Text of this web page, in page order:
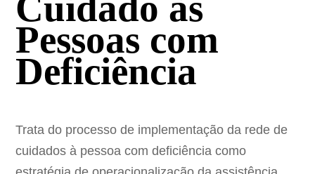
Pessoas com
Deficiência
Trata do processo de implementação da rede de
cuidados à pessoa com deficiência como